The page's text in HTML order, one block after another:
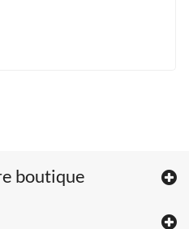
boutique